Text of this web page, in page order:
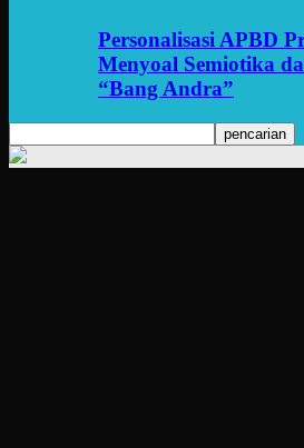
Personalisasi APBD
Menyoal Semiotika
“Bang Andra”